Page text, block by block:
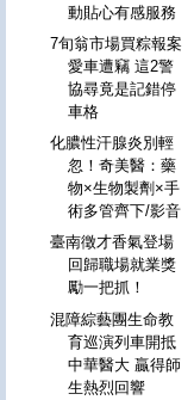
動貼心有感服務
7旬翁市場買粽報案
愛車遭竊 這2警
協尋竟是記錯停
車格
化膿性汗腺炎別輕
忽！奇美醫：藥
物×生物製劑×手
術多管齊下/影音
臺南徵才香氣登場
回歸職場就業獎
勵一把抓！
混障綜藝團生命教
育巡演列車開抵
中華醫大 贏得師
生熱烈回響